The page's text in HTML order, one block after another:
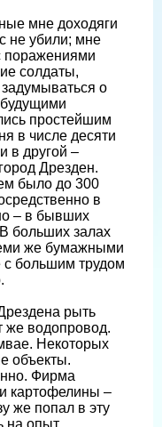
мне доходяги
не убили; мне
поражениями
солдаты,
о
будущими
простейшим
в числе десяти
в другой –
Дрезден.
было до 300
в
– в бывших
больших залах
же бумажными
большим трудом
рыть
же водопровод.
Некоторых
объекты.
Фирма
картофелины –
же попал в эту
на опыт